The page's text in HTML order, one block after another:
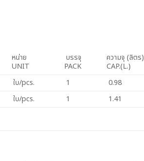
หน่าย
UNIT
บรรจุ
PACK
ความจุ (ลิตร)
CAP.(L.)
ใบ/pcs. 1 0.98
ใบ/pcs. 1 1.41